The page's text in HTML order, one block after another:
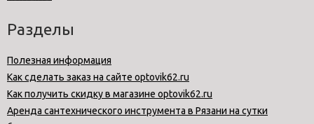
Разделы
Полезная информация
Как сделать заказ на сайте optovik62.ru
Как получить скидку в магазине optovik62.ru
Аренда сантехнического инструмента в Рязани на сутки